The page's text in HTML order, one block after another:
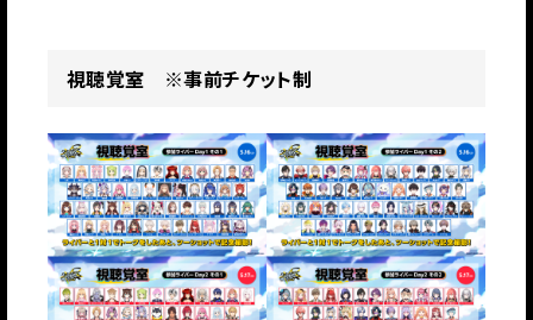
視聴覚室 ※事前チケット制